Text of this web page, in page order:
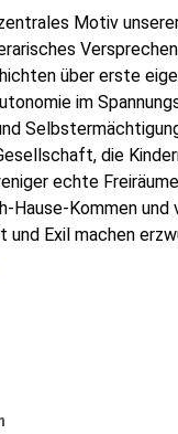
Motiv
über erste
im
die
echte
Hause-Kommen und
und Exil machen